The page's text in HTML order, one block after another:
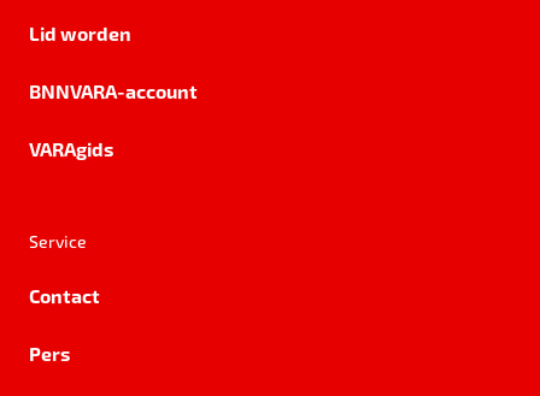
Lid worden
BNNVARA-account
VARAgids
Service
Contact
Pers